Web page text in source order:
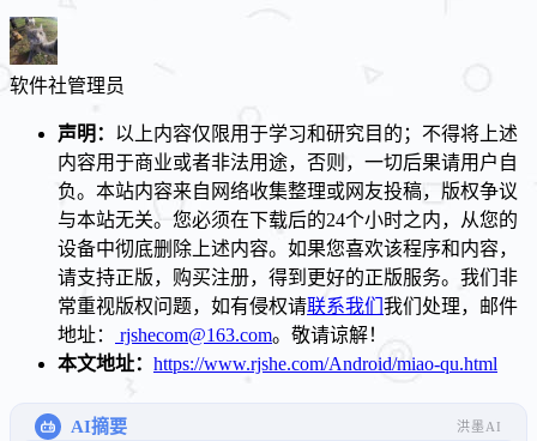
软件社管理员
声明： 以上内容仅限用于学习和研究目的；不得将上述
内容用于商业或者非法用途，否则，一切后果请用户自
负。本站内容来自网络收集整理或网友投稿，版权争议
与本站无关。您必须在下载后的24个小时之内，从您的
设备中彻底删除上述内容。如果您喜欢该程序和内容，
请支持正版，购买注册，得到更好的正版服务。我们非
常重视版权问题，如有侵权请联系我们 我们处理，邮件
地址：
rjshecom@163.com。敬请谅解！
本文地址： https://www.rjshe.com/Android/miao-qu.html
AI摘要 洪墨AI